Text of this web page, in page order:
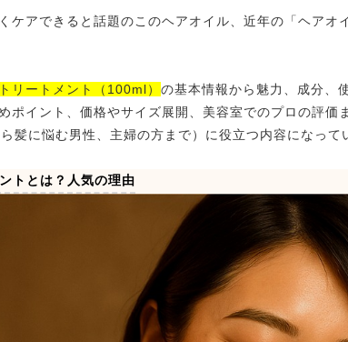
ケアできると話題のこのヘアオイル、近年の「ヘアオ
リートメント（100ml） の基本情報から魅力、成分、
ポイント、価格やサイズ展開、美容室でのプロの評価
髪に悩む男性、主婦の方まで）に役立つ内容になって
トとは？人気の理由